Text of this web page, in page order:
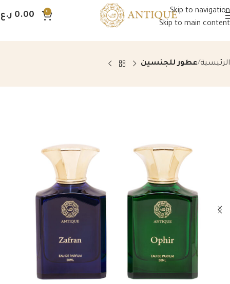
Skip to navigation
Skip to main content
0
0.00
الرئيسية عطور للجنسين